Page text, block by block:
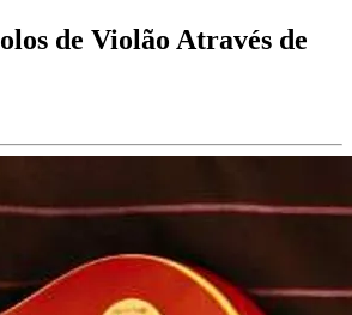
de Violão Através de